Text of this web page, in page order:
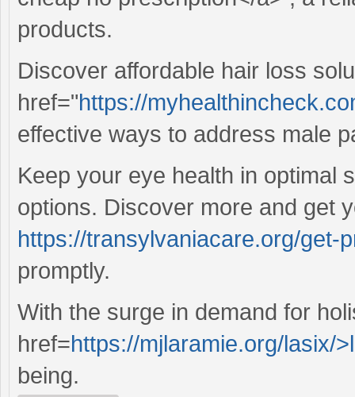
products.
Discover affordable hair loss
href="https://
effective ways to address male
Keep your eye health in optimal
options. Discover more and get
https://transylvaniacare.org/get-
promptly.
With the surge in demand for
href=https://mjlaramie.org/lasix/
being.